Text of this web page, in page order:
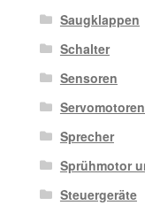
Saugklappen
Schalter
Sensoren
Sprecher
Sprühmotor
Steuergeräte